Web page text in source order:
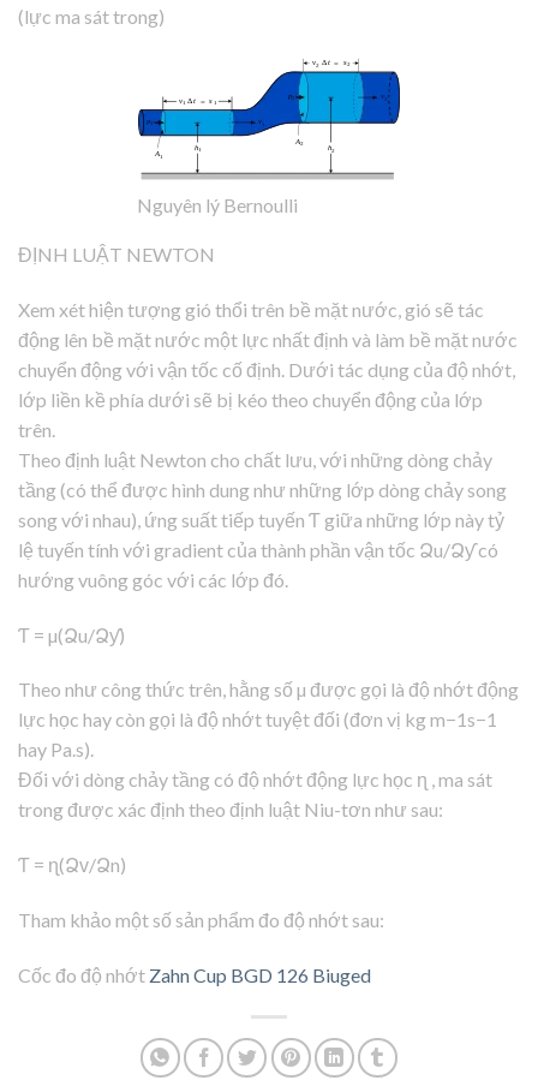
(lực ma sát trong)
Nguyên lý Bernoulli
ĐỊNH LUẬT NEWTON
Xem xét hiện tượng gió thổi trên bề mặt nước, gió sẽ tác
động lên bề mặt nước một lực nhất định và làm bề mặt nước
chuyển động với vận tốc cố định. Dưới tác dụng của độ nhớt,
lớp liền kề phía dưới sẽ bị kéo theo chuyển động của lớp
trên.
Theo định luật Newton cho chất lưu, với những dòng chảy
tầng (có thể được hình dung như những lớp dòng chảy song
song với nhau), ứng suất tiếp tuyến Ƭ giữa những lớp này tỷ
lệ tuyến tính với gradient của thành phần vận tốc Ձu/Ձƴ có
hướng vuông góc với các lớp đó.
Ƭ = µ(Ձu/Ձƴ)
Theo như công thức trên, hằng số µ được gọi là độ nhớt động
lực học hay còn gọi là độ nhớt tuyệt đối (đơn vị kg m−1s−1
hay Pa.s).
Đối với dòng chảy tầng có độ nhớt động lực học ɳ , ma sát
trong được xác định theo định luật Niu-tơn như sau:
Ƭ = ɳ(Ձᴠ/Ձn)
Tham khảo một số sản phẩm đo độ nhớt sau:
Cốc đo độ nhớt Zahn Cup BGD 126 Biuged